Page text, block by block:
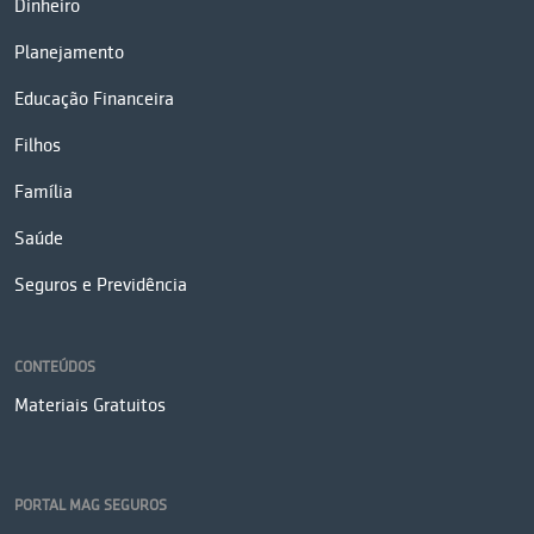
Dinheiro
Planejamento
Educação Financeira
Filhos
Família
Saúde
Seguros e Previdência
CONTEÚDOS
Materiais Gratuitos
PORTAL MAG SEGUROS